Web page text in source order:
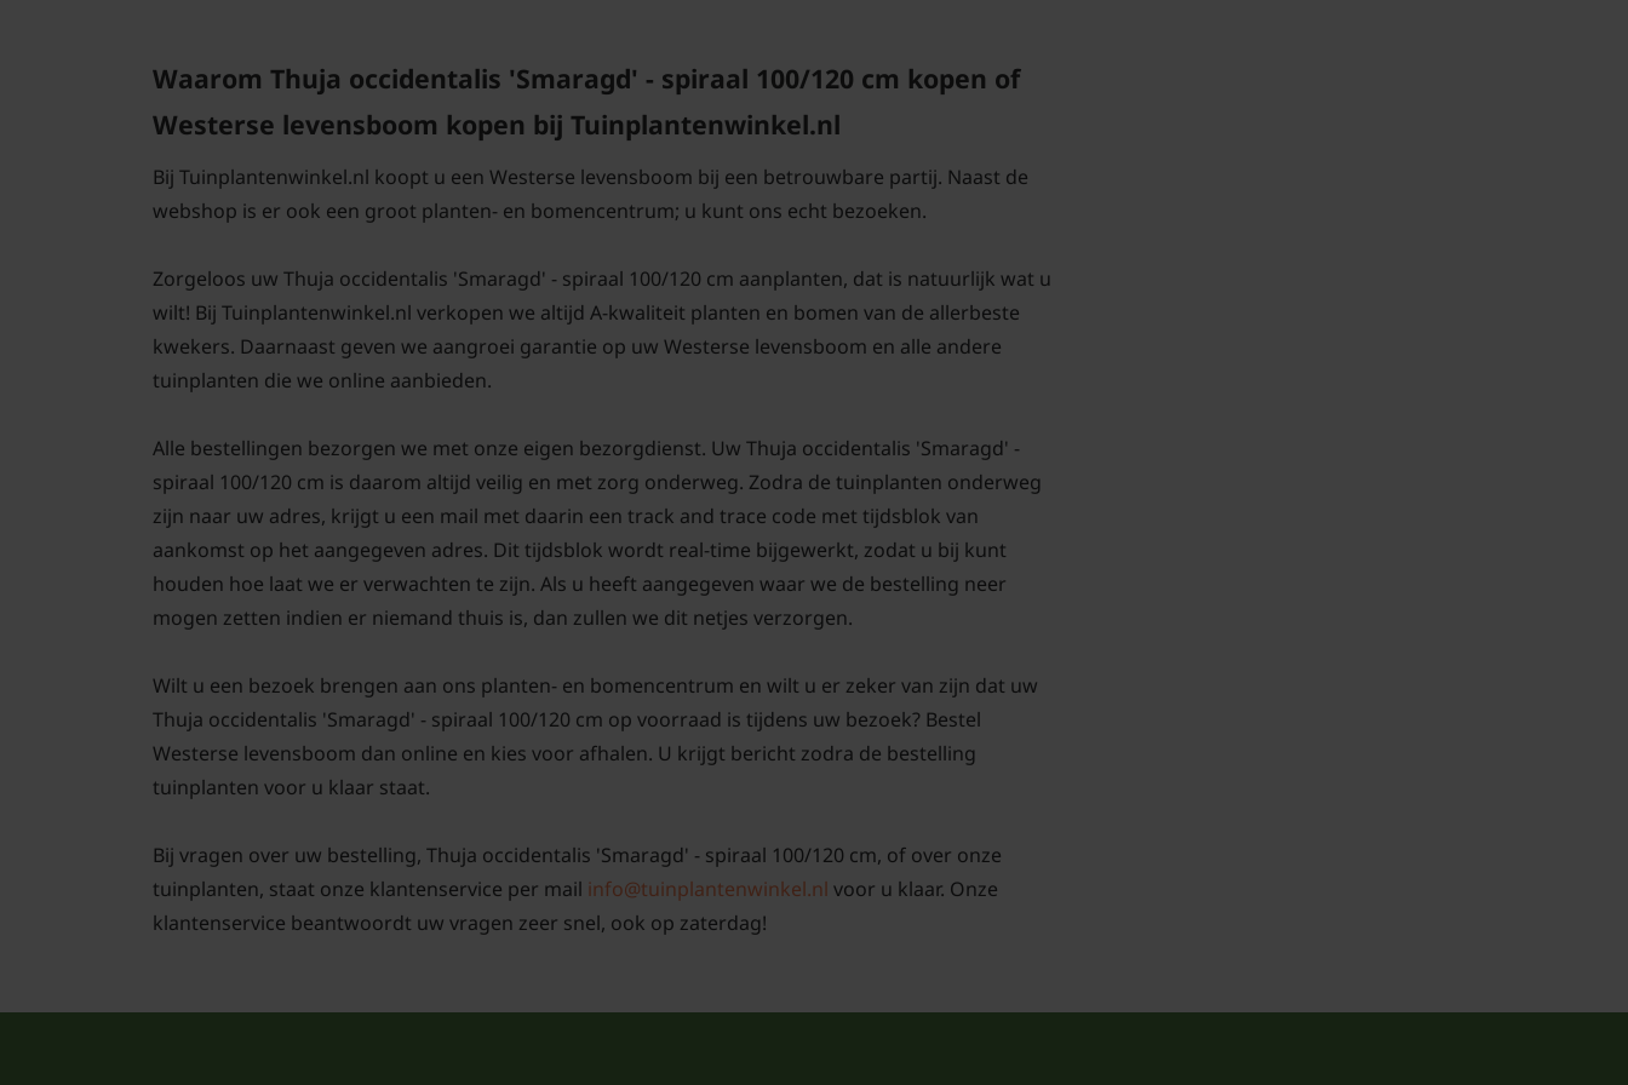
Waarom Thuja occidentalis 'Smaragd' - spiraal 100/120 cm kopen of
Westerse levensboom kopen bij Tuinplantenwinkel.nl
Bij Tuinplantenwinkel.nl koopt u een Westerse levensboom bij een betrouwbare partij. Naast de
webshop is er ook een groot planten- en bomencentrum; u kunt ons echt bezoeken.
Zorgeloos uw Thuja occidentalis 'Smaragd' - spiraal 100/120 cm aanplanten, dat is natuurlijk wat u
wilt! Bij Tuinplantenwinkel.nl verkopen we altijd A-kwaliteit planten en bomen van de allerbeste
kwekers. Daarnaast geven we aangroei garantie op uw Westerse levensboom en alle andere
tuinplanten die we online aanbieden.
Alle bestellingen bezorgen we met onze eigen bezorgdienst. Uw Thuja occidentalis 'Smaragd' -
spiraal 100/120 cm is daarom altijd veilig en met zorg onderweg. Zodra de tuinplanten onderweg
zijn naar uw adres, krijgt u een mail met daarin een track and trace code met tijdsblok van
aankomst op het aangegeven adres. Dit tijdsblok wordt real-time bijgewerkt, zodat u bij kunt
houden hoe laat we er verwachten te zijn. Als u heeft aangegeven waar we de bestelling neer
mogen zetten indien er niemand thuis is, dan zullen we dit netjes verzorgen.
Wilt u een bezoek brengen aan ons planten- en bomencentrum en wilt u er zeker van zijn dat uw
Thuja occidentalis 'Smaragd' - spiraal 100/120 cm op voorraad is tijdens uw bezoek? Bestel
Westerse levensboom dan online en kies voor afhalen. U krijgt bericht zodra de bestelling
tuinplanten voor u klaar staat.
Bij vragen over uw bestelling, Thuja occidentalis 'Smaragd' - spiraal 100/120 cm, of over onze
tuinplanten, staat onze klantenservice per mail info@tuinplantenwinkel.nl voor u klaar. Onze
klantenservice beantwoordt uw vragen zeer snel, ook op zaterdag!